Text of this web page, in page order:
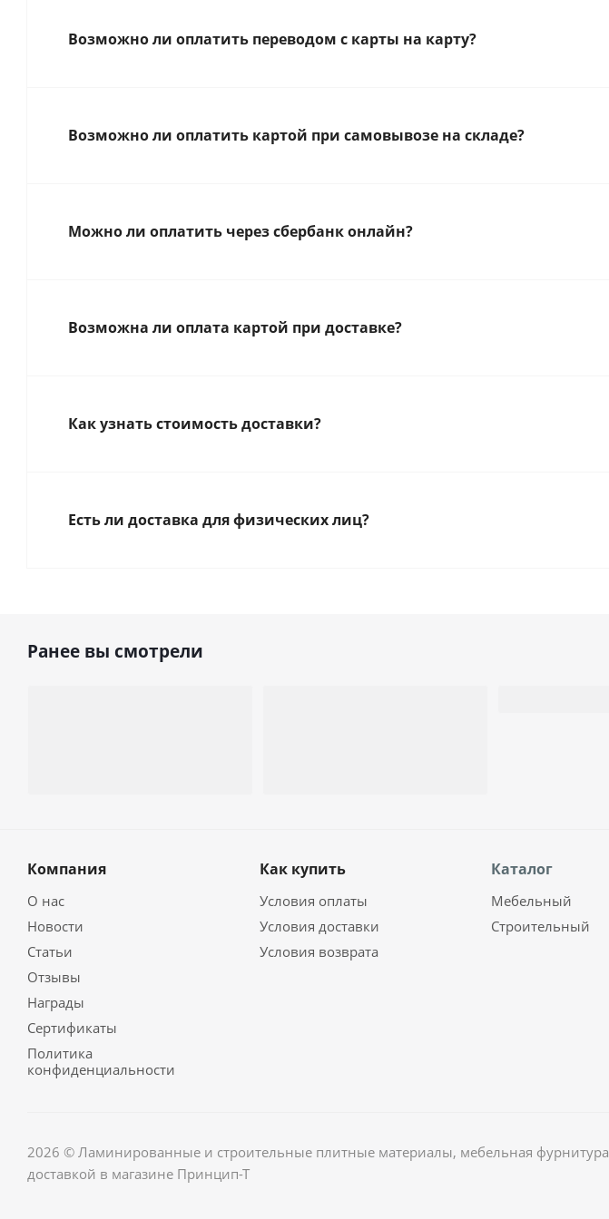
Возможно ли оплатить переводом с карты на карту?
Возможно ли оплатить картой при самовывозе на складе?
Можно ли оплатить через сбербанк онлайн?
Возможна ли оплата картой при доставке?
Как узнать стоимость доставки?
Есть ли доставка для физических лиц?
Ранее вы смотрели
Компания
О нас
Новости
Статьи
Отзывы
Награды
Сертификаты
Политика
конфиденциальности
Как купить
Условия оплаты
Условия доставки
Условия возврата
Каталог
Мебельный
Строительный
2026 © Ламинированные и строительные плитные материалы, мебельная
доставкой в магазине Принцип-Т